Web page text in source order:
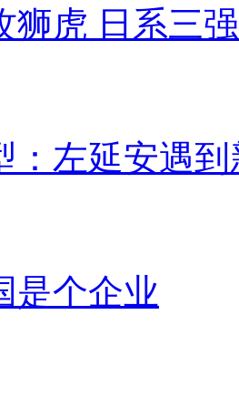
狮虎 日系三
：左延安遇
是个企业